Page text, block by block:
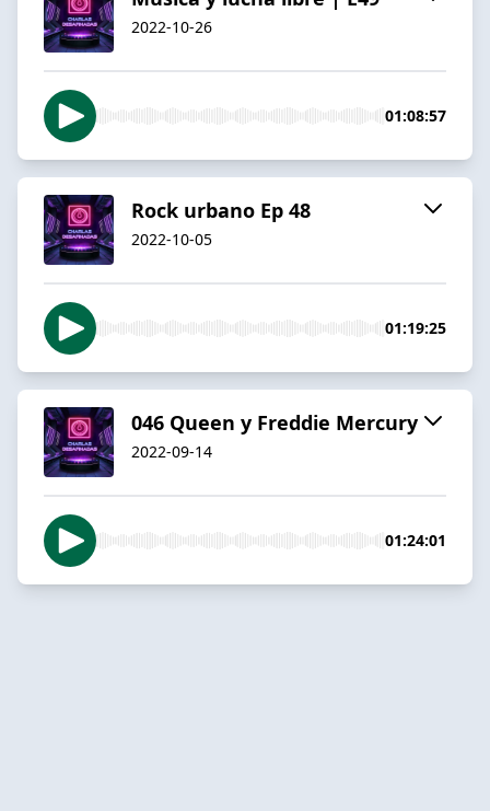
2022-10-26
01:08:57
Rock urbano Ep 48
2022-10-05
01:19:25
046 Queen y Freddie Mercury
2022-09-14
01:24:01